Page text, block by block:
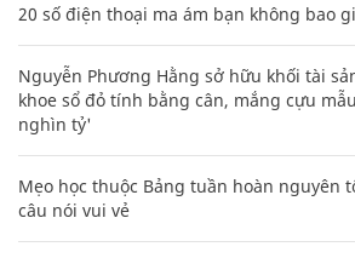
20 số điện thoại ma ám bạn không bao
Nguyễn Phương Hằng sở hữu khối tài
khoe sổ đỏ tính bằng cân, mắng cựu
nghìn tỷ'
Mẹo học thuộc Bảng tuần hoàn nguyên
câu nói vui vẻ